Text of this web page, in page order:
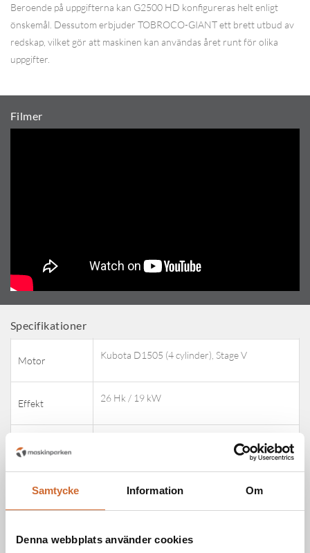
Samtycke Information Om
Denna webbplats använder cookies
Beroende på uppgifterna kan G2500 HD konfigureras helt enligt
önskemål. Dessutom erbjuder TOBROCO-GIANT ett brett utbud av
redskap, vilket gör att maskinen kan användas året runt för olika
uppgifter.
Filmer
Specifikationer
Motor Kubota D1505 (4 cylinder), Stage V
Effekt 26 Hk / 19 kW
Kylsystem
Hydrostatpump